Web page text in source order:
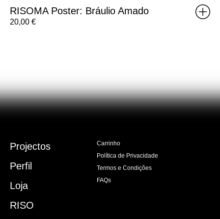
RISOMA Poster: Bráulio Amado
20,00 €
Projectos
Perfil
Loja
RISO
Carrinho
Política de Privacidade
Termos e Condições
FAQs